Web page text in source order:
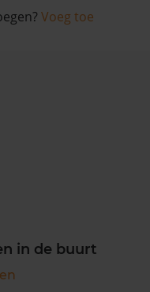
Voeg toe
in de buurt